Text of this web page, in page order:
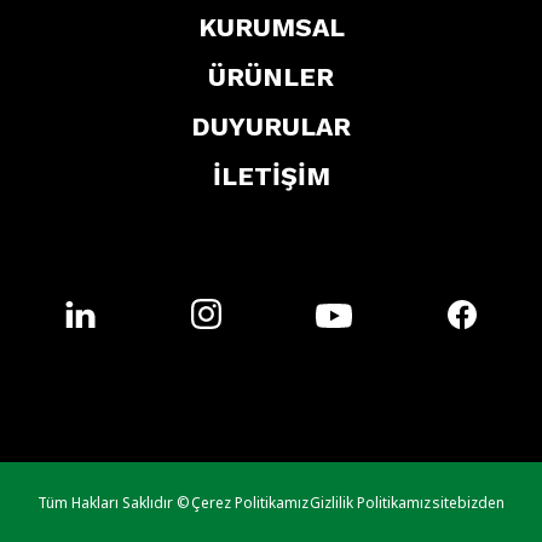
KURUMSAL
ÜRÜNLER
DUYURULAR
İLETİŞİM
Tüm Hakları Saklıdır ©Çerez PolitikamızGizlilik Politikamızsitebizden